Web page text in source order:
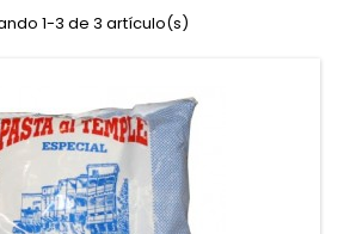
1-3 de 3 artículo(s)